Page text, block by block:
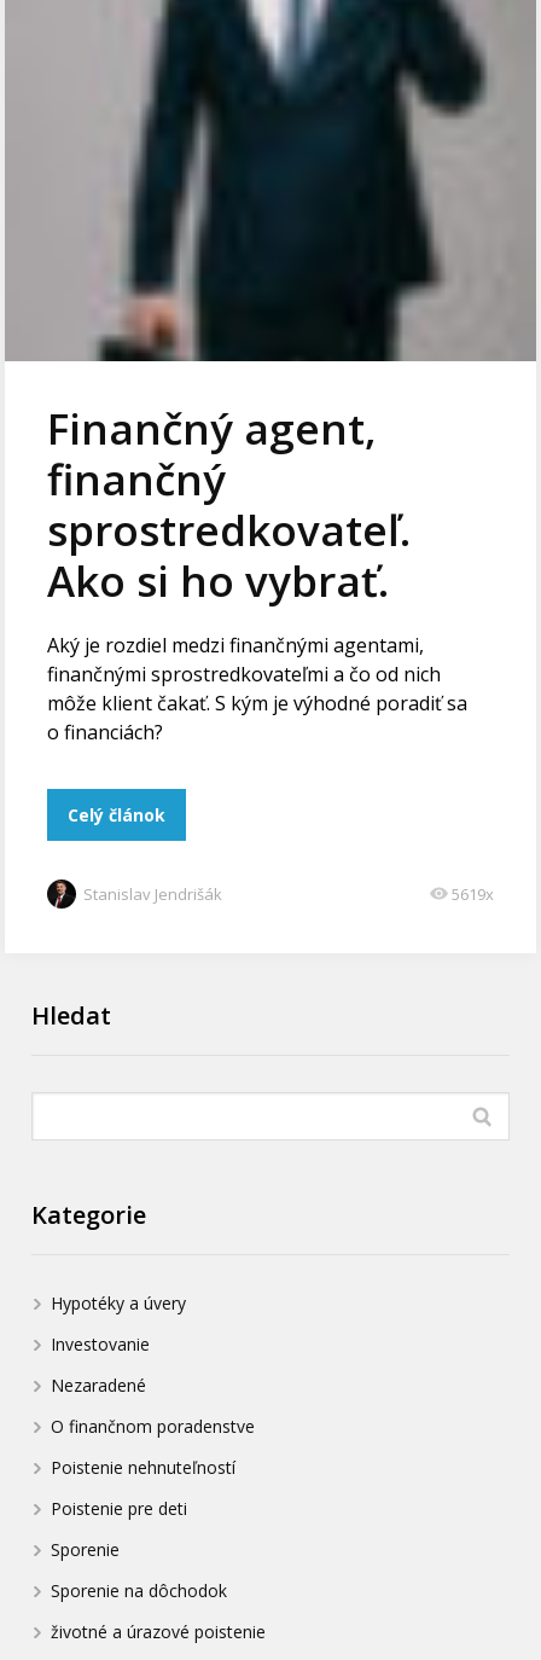
Finančný agent,
finančný
sprostredkovateľ.
Ako si ho vybrať.
Aký je rozdiel medzi finančnými agentami,
finančnými sprostredkovateľmi a čo od nich
môže klient čakať. S kým je výhodné poradiť sa
o financiách?
Celý článok
Stanislav Jendrišák 5619x
Hledat
Kategorie
Hypotéky a úvery
Investovanie
Nezaradené
O finančnom poradenstve
Poistenie nehnuteľností
Poistenie pre deti
Sporenie
Sporenie na dôchodok
životné a úrazové poistenie